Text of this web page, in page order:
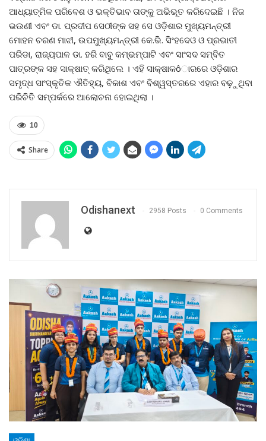
ଆଧ୍ୟାତ୍ମିକ ପରିବେଶ ଓ ଭକ୍ତିଭାବ ତାଙ୍କୁ ଅଭିଭୂତ କରିଦେଇଛି । ନିଜ
ଭଉଣୀ ଏବଂ ଡା. ପ୍ରଦୀପ ସେଠୀଙ୍କ ସହ ସେ ଓଡ଼ିଶାର ମୁଖ୍ୟମନ୍ତ୍ରୀ
ମୋହନ ଚରଣ ମାଝୀ, ଉପମୁଖ୍ୟମନ୍ତ୍ରୀ କେ.ଭି. ସିଂହଦେଓ ଓ ପ୍ରଭାତୀ
ପରିଡା, ରାଜ୍ୟପାଳ ଡା. ହରି ବାବୁ କମ୍ଭମ୍ପାଟି ଏବଂ ସାଂସଦ ସମ୍ବିତ
ପାତ୍ରଙ୍କ ସହ ସାକ୍ଷାତ୍ କରିଥିଲେ । ଏହି ସାକ୍ଷାକôାରରେ ଓଡ଼ିଶାର
ସମୃଦ୍ଧ ସାଂସ୍କୃତିକ ଐତିହ୍ୟ, ବିକାଶ ଏବଂ ବିଶ୍ୱସ୍ତରରେ ଏହାର ବଢ଼ୁଥିବା
ପରିଚିତି ସମ୍ପର୍କରେ ଆଲୋଚନା ହୋଇଥିଲା ।
10
Share
Odishanext 2958 Posts 0 Comments